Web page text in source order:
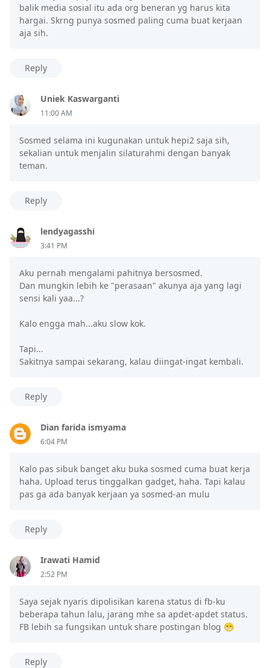
balik media sosial itu ada org beneran yg harus kita
hargai. Skrng punya sosmed paling cuma buat kerjaan
aja sih.
Reply
Uniek Kaswarganti
11:00 AM
Sosmed selama ini kugunakan untuk hepi2 saja sih,
sekalian untuk menjalin silaturahmi dengan banyak
teman.
Reply
lendyagasshi
3:41 PM
Aku pernah mengalami pahitnya bersosmed.
Dan mungkin lebih ke "perasaan" akunya aja yang lagi
sensi kali yaa...?
Kalo engga mah...aku slow kok.
Tapi...
Sakitnya sampai sekarang, kalau diingat-ingat kembali.
Reply
Dian farida ismyama
6:04 PM
Kalo pas sibuk banget aku buka sosmed cuma buat kerja
haha. Upload terus tinggalkan gadget, haha. Tapi kalau
pas ga ada banyak kerjaan ya sosmed-an mulu
Reply
Irawati Hamid
2:52 PM
Saya sejak nyaris dipolisikan karena status di fb-ku
beberapa tahun lalu, jarang mhe sa apdet-apdet status.
FB lebih sa fungsikan untuk share postingan blog 😁
Reply